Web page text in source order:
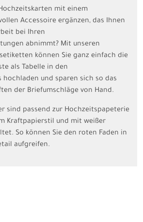
mit einem
Accessoire ergänzen, das Ihnen
bei Ihren
abnimmt? Mit unseren
können Sie ganz einfach die
als Tabelle in den
hochladen und sparen sich so das
der Briefumschläge von Hand.
sind passend zur Hochzeitspapeterie
Kraftpapierstil und mit weißer
So können Sie den roten Faden in
aufgreifen.